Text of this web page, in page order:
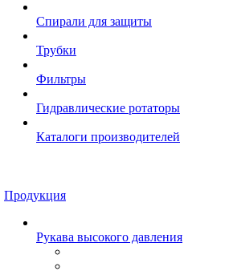
Спирали для защиты
Трубки
Фильтры
Гидравлические ротаторы
Каталоги производителей
Продукция
Рукава высокого давления